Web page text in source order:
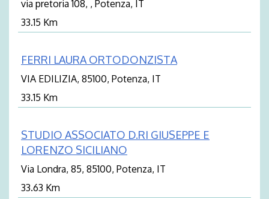
via pretoria 108, , Potenza, IT
33.15 Km
FERRI LAURA ORTODONZISTA
VIA EDILIZIA, 85100, Potenza, IT
33.15 Km
STUDIO ASSOCIATO D.RI GIUSEPPE E
LORENZO SICILIANO
Via Londra, 85, 85100, Potenza, IT
33.63 Km